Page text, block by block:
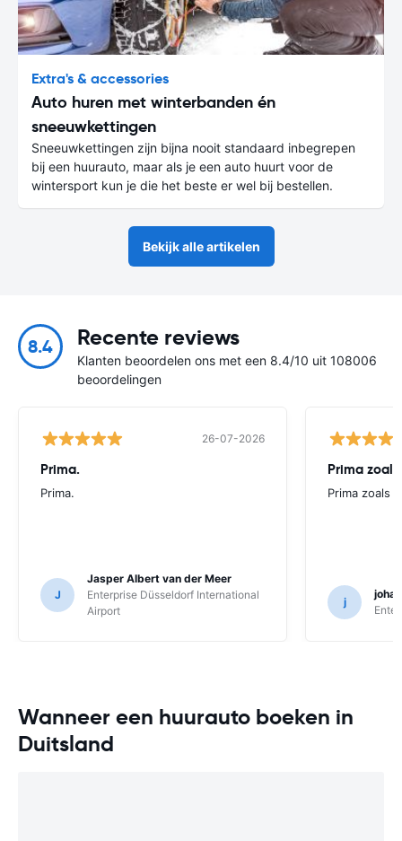
Extra's & accessories
Auto huren met winterbanden én
sneeuwkettingen
Sneeuwkettingen zijn bijna nooit standaard inbegrepen
bij een huurauto, maar als je een auto huurt voor de
wintersport kun je die het beste er wel bij bestellen.
Bekijk alle artikelen
8.4 Recente reviews
Klanten beoordelen ons met een 8.4/10 uit 108006
beoordelingen
26-07-2026
Prima.
Prima.
J
Jasper Albert van der Meer
Enterprise Düsseldorf International
Airport
Prima
Prima zoals
j
Wanneer een huurauto boeken in
Duitsland